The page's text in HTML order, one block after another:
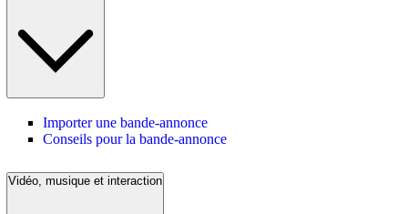
Importer une bande-annonce
Conseils pour la bande-annonce
Vidéo, musique et interaction